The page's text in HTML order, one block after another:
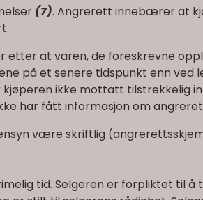
(7). Angrerett innebærer at
etter at varen, de foreskrevne
på et senere tidspunkt enn ved
ikke mottatt tilstrekkelig
har fått informasjon om
være skriftlig
tid. Selgeren er forpliktet til å